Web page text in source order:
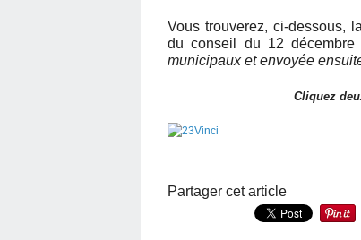
Vous trouverez, ci-dessous,
du conseil du 12 décembre
municipaux et envoyée
Cliquez
Partager cet article